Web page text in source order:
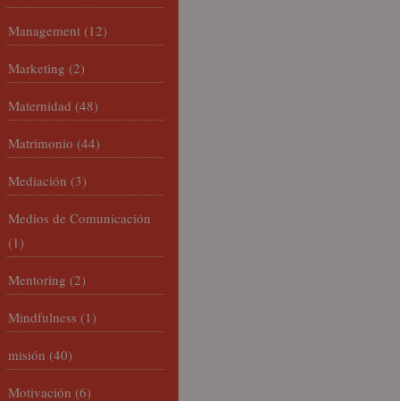
Management (12)
Marketing (2)
Maternidad (48)
Matrimonio (44)
Mediación (3)
Medios de Comunicación
(1)
Mentoring (2)
Mindfulness (1)
misión (40)
Motivación (6)